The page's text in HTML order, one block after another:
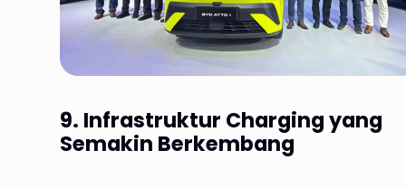
9. Infrastruktur Charging yang
Semakin Berkembang